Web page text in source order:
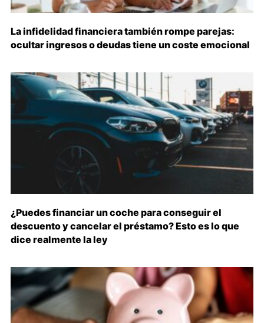
La infidelidad financiera también rompe parejas:
ocultar ingresos o deudas tiene un coste emocional
¿Puedes financiar un coche para conseguir el
descuento y cancelar el préstamo? Esto es lo que
dice realmente la ley